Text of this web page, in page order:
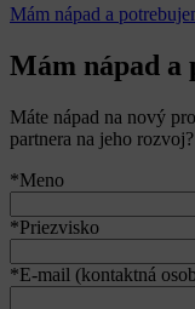
Mám nápad a
Mám nápad a
Máte nápad na nový
partnera na jeho
*Meno
*Priezvisko
*E-mail (kontaktná